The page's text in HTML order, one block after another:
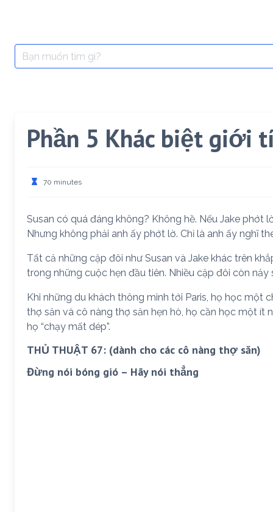
Search
for:
Phần 5 Khác biệt giới
70 minutes
Susan có quá đáng không? Không hề. Nếu Jake
Nhưng không phải anh ấy phớt lờ. Chỉ là anh ấy nghĩ
Tất cả những cặp đôi như Susan và Jake khác trên
trong những cuộc hẹn đầu tiên. Nhiều cặp đôi còn
Khi những du khách thông minh tới Paris, họ học một
thợ săn và cô nàng thợ săn hẹn hò, họ cần học một ít
họ “chạy mất dép”.
THỦ THUẬT 67: (dành cho các cô nàng thợ săn)
Đừng nói bóng gió – Hãy nói thẳng